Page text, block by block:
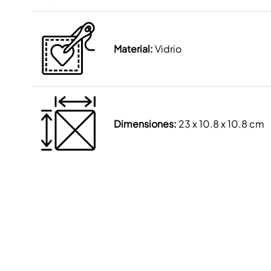
Material:Vidrio
Dimensiones: 23 x 10.8 x 10.8 cm